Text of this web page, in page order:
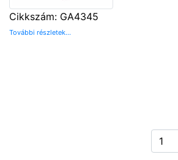
Cikkszám: GA4345
További részletek...